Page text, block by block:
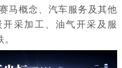
马概念、汽车服务及其他
采加工、油气开采及服